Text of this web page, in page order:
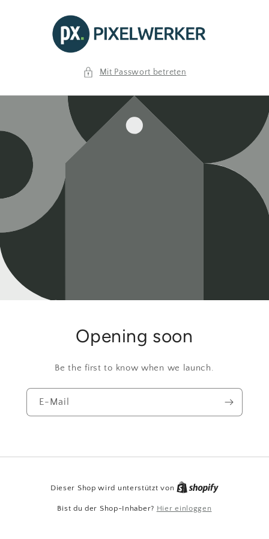
Mit Passwort betreten
Opening soon
Be the first to know when we launch.
E-Mail
Dieser Shop wird unterstützt von
Bist du der Shop-Inhaber? Hier einloggen